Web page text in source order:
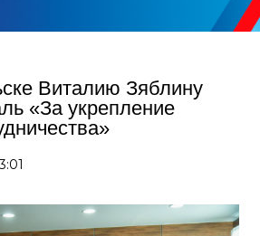
Виталию Зяблину
«За укрепление